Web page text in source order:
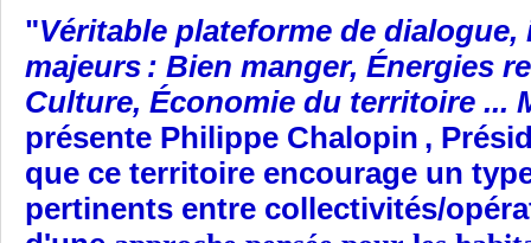
"Véritable plateforme de
majeurs : Bien manger, Énergies
Culture, Économie du territoire ...
présente Philippe Chalopin ,
que ce territoire encourage un
pertinents entre collectivités/